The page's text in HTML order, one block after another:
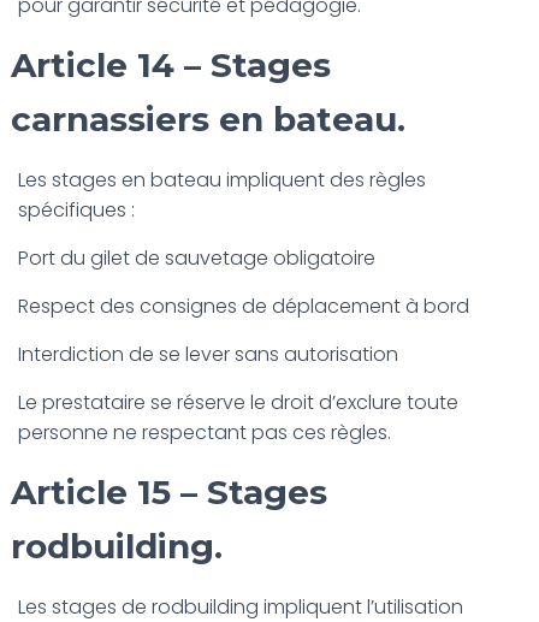
Article 14 – Stages
carnassiers en bateau.
Les stages en bateau impliquent des règles
spécifiques :
Port du gilet de sauvetage obligatoire
Respect des consignes de déplacement à bord
Interdiction de se lever sans autorisation
Le prestataire se réserve le droit d’exclure toute
personne ne respectant pas ces règles.
Article 15 – Stages
rodbuilding.
Les stages de rodbuilding impliquent l’utilisation